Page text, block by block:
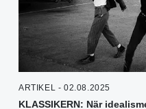
ARTIKEL - 02.08.2025
KLASSIKERN: När